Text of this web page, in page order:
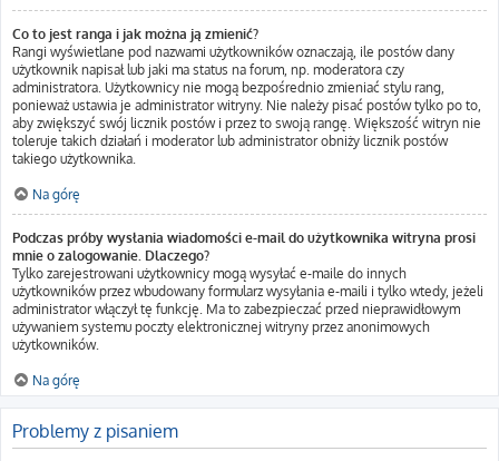
Co to jest ranga i jak można ją zmienić?
Rangi wyświetlane pod nazwami użytkowników oznaczają, ile postów dany
użytkownik napisał lub jaki ma status na forum, np. moderatora czy
administratora. Użytkownicy nie mogą bezpośrednio zmieniać stylu rang,
ponieważ ustawia je administrator witryny. Nie należy pisać postów tylko po to,
aby zwiększyć swój licznik postów i przez to swoją rangę. Większość witryn nie
toleruje takich działań i moderator lub administrator obniży licznik postów
takiego użytkownika.
Na górę
Podczas próby wysłania wiadomości e-mail do użytkownika witryna prosi
mnie o zalogowanie. Dlaczego?
Tylko zarejestrowani użytkownicy mogą wysyłać e-maile do innych
użytkowników przez wbudowany formularz wysyłania e-maili i tylko wtedy, jeżeli
administrator włączył tę funkcję. Ma to zabezpieczać przed nieprawidłowym
używaniem systemu poczty elektronicznej witryny przez anonimowych
użytkowników.
Na górę
Problemy z pisaniem